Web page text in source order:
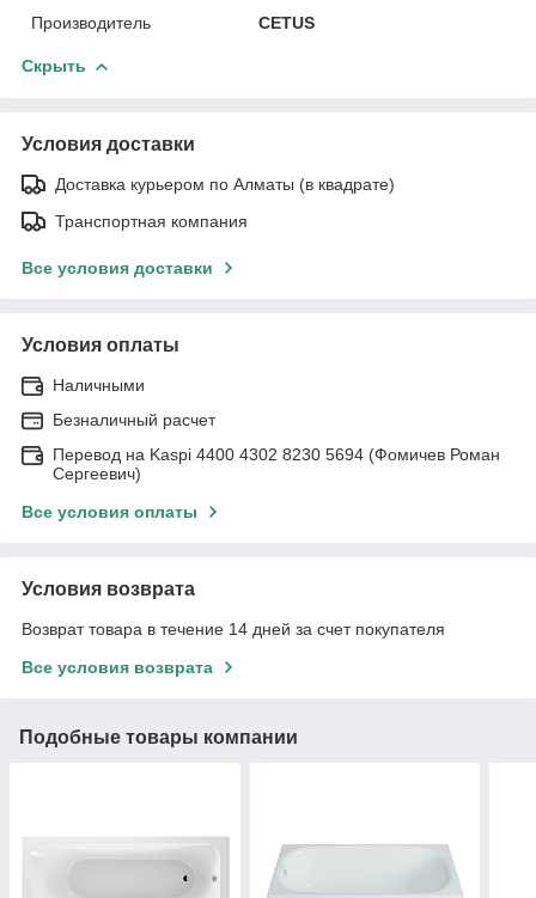
Производитель
CETUS
Скрыть
Условия доставки
Доставка курьером по Алматы (в квадрате)
Транспортная компания
Все условия доставки
Условия оплаты
Наличными
Безналичный расчет
Перевод на Kaspi 4400 4302 8230 5694 (Фомичев Роман
Сергеевич)
Все условия оплаты
Условия возврата
Возврат товара в течение 14 дней за счет покупателя
Все условия возврата
Подобные товары компании